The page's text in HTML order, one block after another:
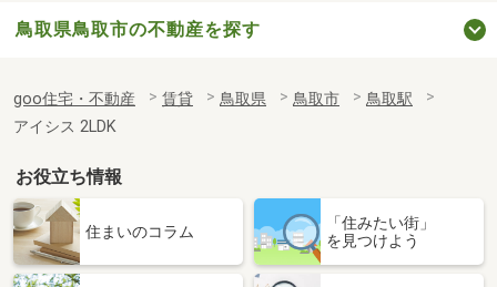
鳥取県鳥取市の不動産を探す
goo住宅・不動産 賃貸 鳥取県 鳥取市
鳥取駅
アイシス 2LDK
お役立ち情報
住まいのコラム
「住みたい街」
を見つけよう